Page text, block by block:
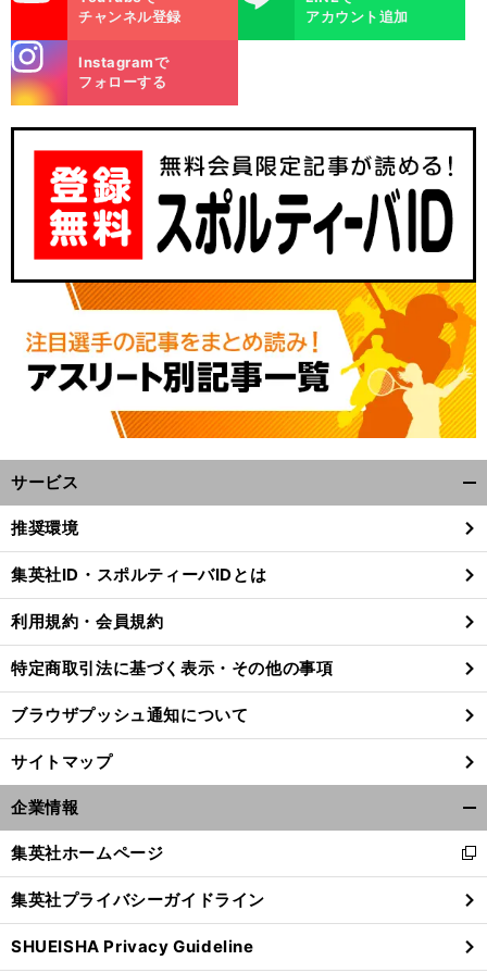
。
へ
チャンネル登録
アカウント追加
m
Instagramで
フォローする
サービス
閉
る
推奨環境
集英社ID・スポルティーバIDとは
利用規約・会員規約
特定商取引法に基づく表示・その他の事項
ブラウザプッシュ通知について
サイトマップ
企業情報
閉
る
集英社ホームページ
新
し
い
ウ
ィ
集英社プライバシーガイドライン
SHUEISHA Privacy Guideline